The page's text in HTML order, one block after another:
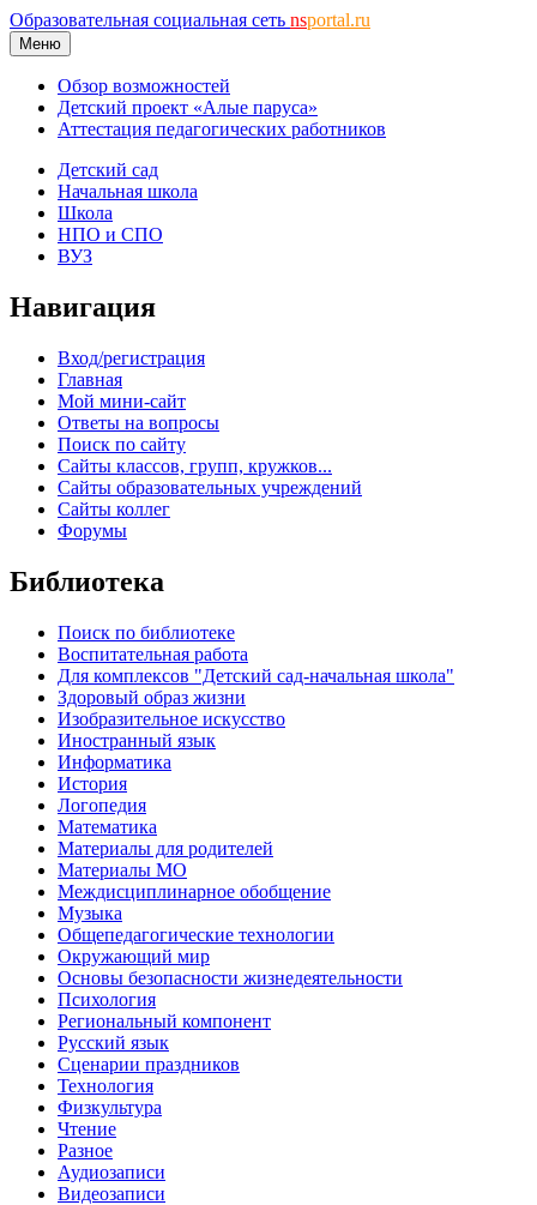
Образовательная социальная сеть nsportal.ru
Меню
Обзор возможностей
Детский проект «Алые паруса»
Аттестация педагогических работников
Детский сад
Начальная школа
Школа
НПО и СПО
ВУЗ
Навигация
Вход/регистрация
Главная
Мой мини-сайт
Ответы на вопросы
Поиск по сайту
Сайты классов, групп, кружков...
Сайты образовательных учреждений
Сайты коллег
Форумы
Библиотека
Поиск по библиотеке
Воспитательная работа
Для комплексов "Детский сад-начальная школа"
Здоровый образ жизни
Изобразительное искусство
Иностранный язык
Информатика
История
Логопедия
Математика
Материалы для родителей
Материалы МО
Междисциплинарное обобщение
Музыка
Общепедагогические технологии
Окружающий мир
Основы безопасности жизнедеятельности
Психология
Региональный компонент
Русский язык
Сценарии праздников
Технология
Физкультура
Чтение
Разное
Аудиозаписи
Видеозаписи